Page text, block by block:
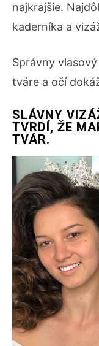
najkrajšie.
kaderníka a
Správny
tváre a očí
SLÁVNY
TVRDÍ, ŽE
TVÁR.